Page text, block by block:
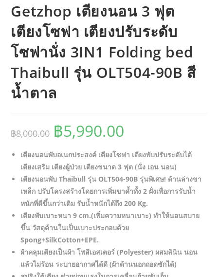
Getzhop เตียงนอน 3 ฟุต
เตียงโซฟา เตียงปรับระดับ
โซฟานั่ง 3IN1 Folding bed
Thaibull รุ่น OLT504-90B สี
น้ำตาล
฿8,000.00 Original
price
was:
฿8,000.00.
฿5,990.00
is:
฿5,990.00.
เตียงนอนพับอเนกประสงค์ เตียงโซฟา เตียงพับปรับระดับได้
เตียงเสริม เตียงผู้ป่วย เตียงขนาด 3 ฟุต (นั่ง เอน นอน)
เตียงนอนพับ Thaibull รุ่น OLT504-90B รุ่นพิเศษ! ด้านล่างขา
เหล็ก ปรับโครงสร้างโดยการเพิ่มขาค้ำทั้ง 2 ฝั่งเพื่อการรับน้ำ
หนักที่ดีขึ้นกว่าเดิม รับน้ำหนักได้ถึง 200 Kg.
เตียงพับเบาะหนา 9 cm.(เพิ่มความหนาเบาะ) ทำให้นอนสบาย
ขึ้น วัสดุด้านในเป็นเบาะประกอบด้วย
Spong+SilkCotton+EPE.
ผ้าคลุมเตียงเป็นผ้า โพลีเอสเตอร์ (Polyester) ผสมลินิน นอน
แล้วไม่ร้อน ระบายอากาศได้ดี (ผ้าด้านนอกถอดซักได้)